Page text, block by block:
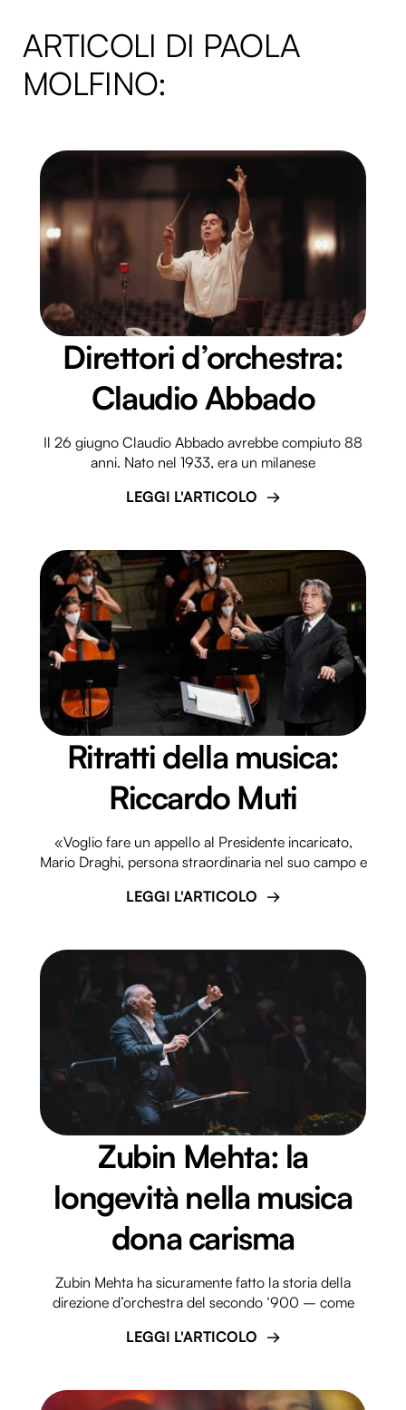
ARTICOLI DI PAOLA
MOLFINO:
Direttori d’orchestra:
Claudio Abbado
Il 26 giugno Claudio Abbado avrebbe compiuto 88
anni. Nato nel 1933, era un milanese
LEGGI L'ARTICOLO
Ritratti della musica:
Riccardo Muti
«Voglio fare un appello al Presidente incaricato,
Mario Draghi, persona straordinaria nel suo campo e
LEGGI L'ARTICOLO
Zubin Mehta: la
longevità nella musica
dona carisma
Zubin Mehta ha sicuramente fatto la storia della
direzione d’orchestra del secondo ‘900 – come
LEGGI L'ARTICOLO